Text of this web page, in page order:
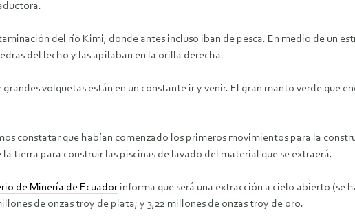
del río Kimi, donde antes incluso iban de pesca. En medio de un
del lecho y las apilaban en la orilla derecha.
grandes volquetas están en un constante ir y venir. El gran manto verde que
constatar que habían comenzado los primeros movimientos para la
tierra para construir las piscinas de lavado del material que se extraerá.
de Minería de Ecuador informa que será una extracción a cielo abierto (se
de onzas troy de plata; y 3,22 millones de onzas troy de oro.